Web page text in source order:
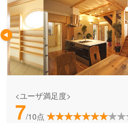
<ユーザ満足度>
7/10点